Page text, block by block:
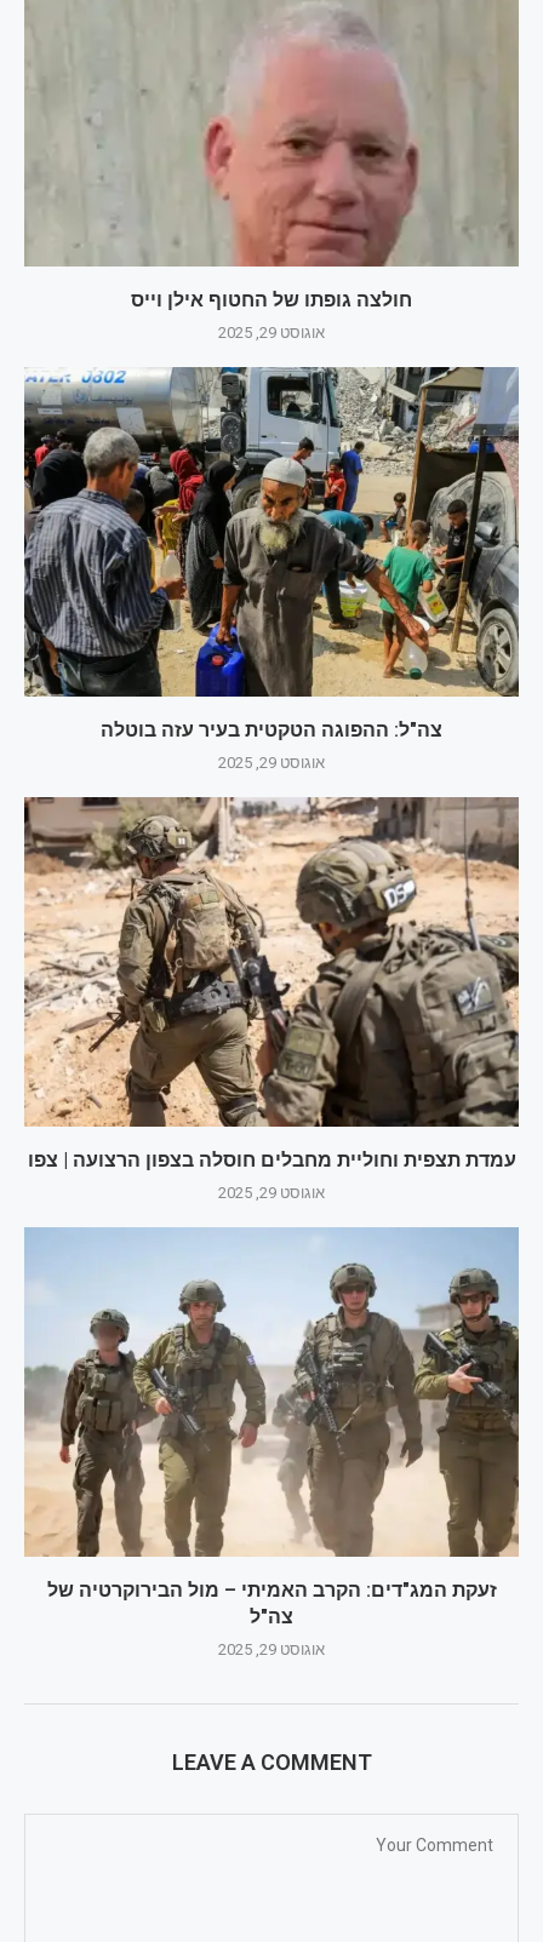
חולצה גופתו של החטוף אילן וייס
אוגוסט 29, 2025
צה"ל: ההפוגה הטקטית בעיר עזה בוטלה
אוגוסט 29, 2025
עמדת תצפית וחוליית מחבלים חוסלה בצפון הרצועה | צפו
אוגוסט 29, 2025
זעקת המג"דים: הקרב האמיתי – מול הבירוקרטיה של
צה"ל
אוגוסט 29, 2025
LEAVE A COMMENT